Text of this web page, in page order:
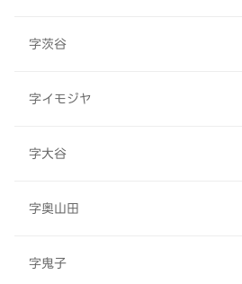
字茨谷
字イモジヤ
字大谷
字奥山田
字鬼子